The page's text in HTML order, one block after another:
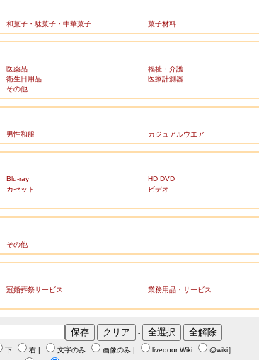
和菓子・駄菓子・中華菓子 菓子材料
医薬品 福祉・介護
衛生日用品 医療計測器
その他
男性和服 カジュアルウエア
Blu-ray HD DVD
カセット ビデオ
その他
冠婚葬祭サービス 業務用品・サービス
-
下 右 | 文字のみ 画像のみ | livedoor Wiki @wiki］